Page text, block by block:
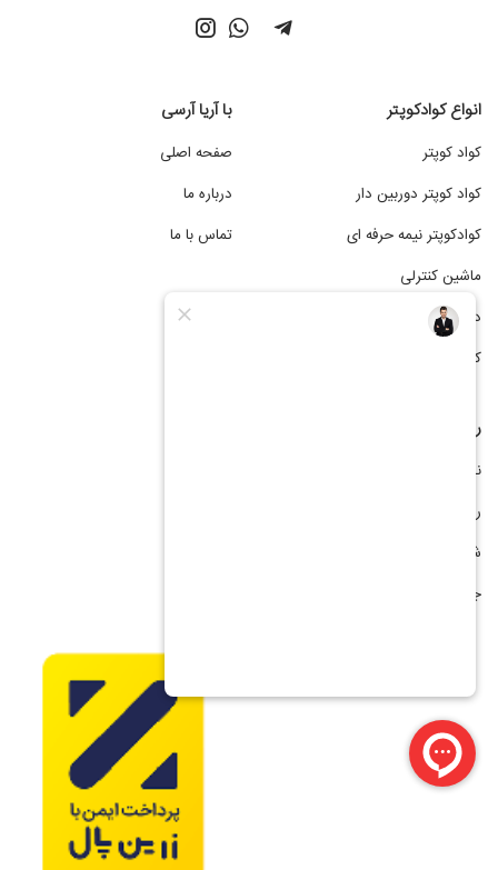
انواع کوادکوپتر
کواد کوپتر
کواد کوپتر دوربین دار
کوادکوپتر نیمه حرفه ای
ماشین کنترلی
دوربین ورزشی
کوادکوپتر ارزان
با آریا آرسی
صفحه اصلی
درباره ما
تماس با ما
راهنمای خرید از آریا آرسی
نحوه ثبت سفارش
رویه ارسال کالا
شیوه های پرداخت
جشنواره فروش اقساطی